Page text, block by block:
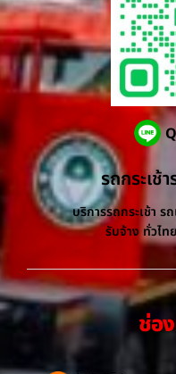
รถกระเช้
บริการรถกระเช้า ร
รับจ้าง ทั่วไ
ช่อ